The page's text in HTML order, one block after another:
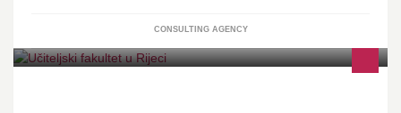
CONSULTING AGENCY